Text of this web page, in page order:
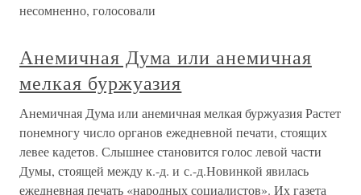
несомненно, голосовали
Анемичная Дума или анемичная
мелкая буржуазия
Анемичная Дума или анемичная мелкая буржуазия Растет
понемногу число органов ежедневной печати, стоящих
левее кадетов. Слышнее становится голос левой части
Думы, стоящей между к.-д. и с.-д.Новинкой явилась
ежедневная печать «народных социалистов». Их газета